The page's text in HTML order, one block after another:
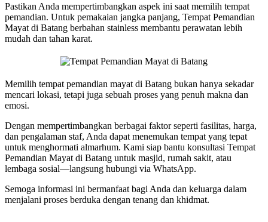
Pastikan Anda mempertimbangkan aspek ini saat memilih tempat
pemandian. Untuk pemakaian jangka panjang, Tempat Pemandian
Mayat di Batang berbahan stainless membantu perawatan lebih
mudah dan tahan karat.
Memilih tempat pemandian mayat di Batang bukan hanya sekadar
mencari lokasi, tetapi juga sebuah proses yang penuh makna dan
emosi.
Dengan mempertimbangkan berbagai faktor seperti fasilitas, harga,
dan pengalaman staf, Anda dapat menemukan tempat yang tepat
untuk menghormati almarhum. Kami siap bantu konsultasi Tempat
Pemandian Mayat di Batang untuk masjid, rumah sakit, atau
lembaga sosial—langsung hubungi via WhatsApp.
Semoga informasi ini bermanfaat bagi Anda dan keluarga dalam
menjalani proses berduka dengan tenang dan khidmat.